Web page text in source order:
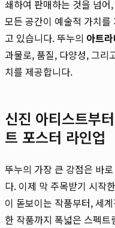
쇄하여 판매하는 것을 넘
모든 공간이 예술적 가치
고 있습니다. 뚜누의 아트
과물로, 품질, 다양성, 그리
치를 제공합니다.
신진 아티스트부
트 포스터 라인업
뚜누의 가장 큰 강점은 바
다. 이제 막 주목받기 시작
이 돋보이는 작품부터, 세
한 작품까지 폭넓은 스펙